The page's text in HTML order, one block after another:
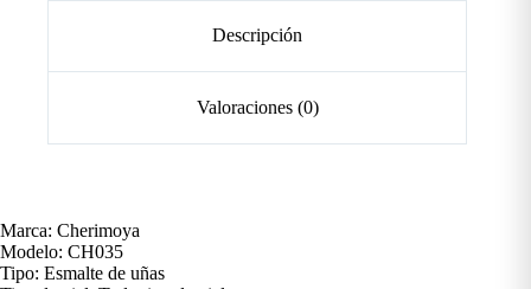
Descripción
Valoraciones (0)
Marca: Cherimoya
Modelo: CH035
Tipo: Esmalte de uñas